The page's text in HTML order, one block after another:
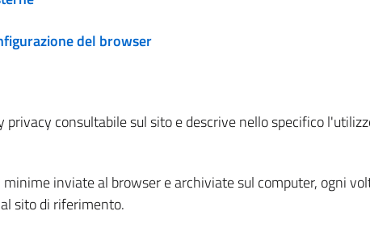
del browser
privacy consultabile sul sito e descrive nello specifico
inviate al browser e archiviate sul computer, ogni
sito di riferimento.